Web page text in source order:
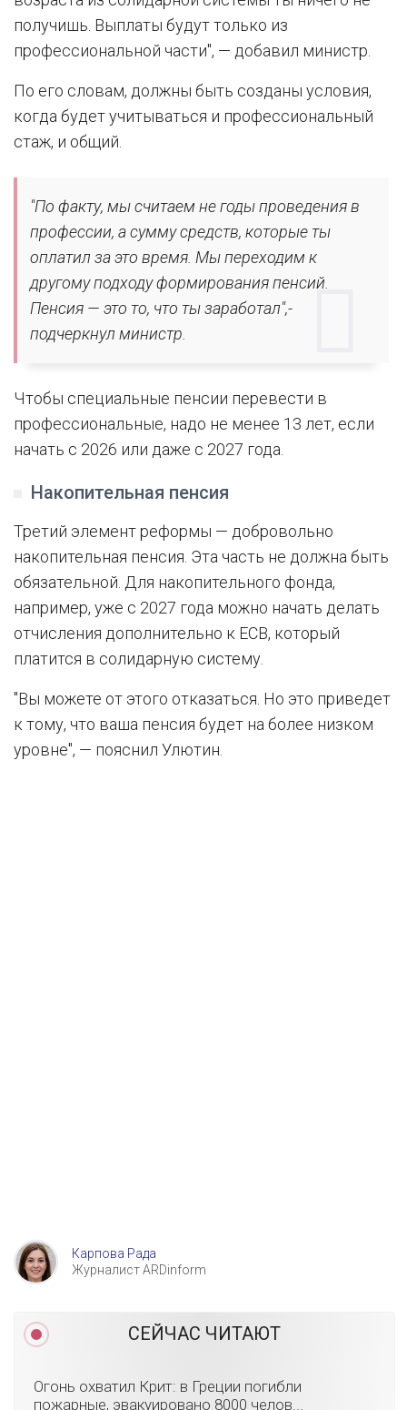
получишь. Выплаты будут только из
профессиональной части", — добавил министр.
По его словам, должны быть созданы условия,
когда будет учитываться и профессиональный
стаж, и общий.
"По факту, мы считаем не годы проведения в
профессии, а сумму средств, которые ты
оплатил за это время. Мы переходим к
другому подходу формирования пенсий.
Пенсия — это то, что ты заработал",-
подчеркнул министр.
Чтобы специальные пенсии перевести в
профессиональные, надо не менее 13 лет, если
начать с 2026 или даже с 2027 года.
Накопительная пенсия
Третий элемент реформы — добровольно
накопительная пенсия. Эта часть не должна быть
обязательной. Для накопительного фонда,
например, уже с 2027 года можно начать делать
отчисления дополнительно к ЕСВ, который
платится в солидарную систему.
"Вы можете от этого отказаться. Но это приведет
к тому, что ваша пенсия будет на более низком
уровне", — пояснил Улютин.
Карпова Рада
Журналист ARDinform
СЕЙЧАС ЧИТАЮТ
Огонь охватил Крит: в Греции погибли
пожарные, эвакуировано 8000 челов...